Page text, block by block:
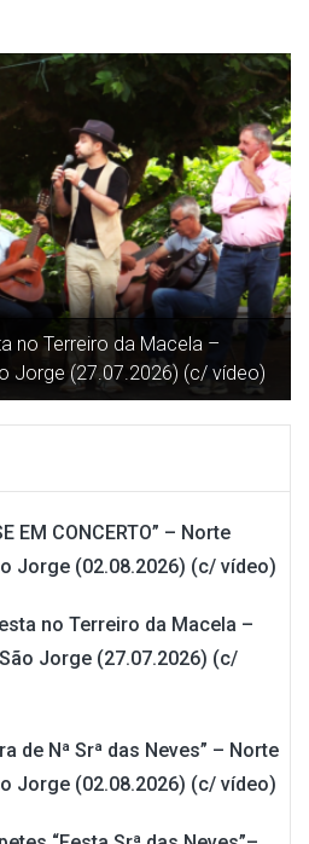
no Terreiro da Macela –
Jorge (27.07.2026) (c/ vídeo)
EM CONCERTO” – Norte
Jorge (02.08.2026) (c/ vídeo)
no Terreiro da Macela –
Jorge (27.07.2026) (c/
de Nª Srª das Neves” – Norte
Jorge (02.08.2026) (c/ vídeo)